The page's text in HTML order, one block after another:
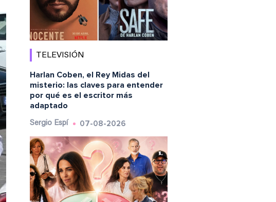
TELEVISIÓN
Harlan Coben, el Rey Midas del
misterio: las claves para entender
por qué es el escritor más
adaptado
Sergio Espí 07-08-2026